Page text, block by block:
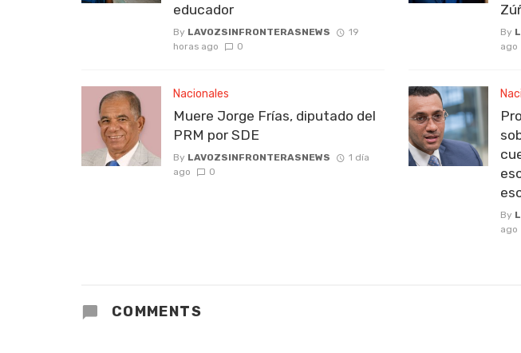
educador
By LAVOZSINFRONTERASNEWS
19
horas ago
0
Nacionales
Muere Jorge Frías, diputado del
PRM por SDE
By LAVOZSINFRONTERASNEWS
1 día
ago
0
By
ago
By
ago
COMMENTS